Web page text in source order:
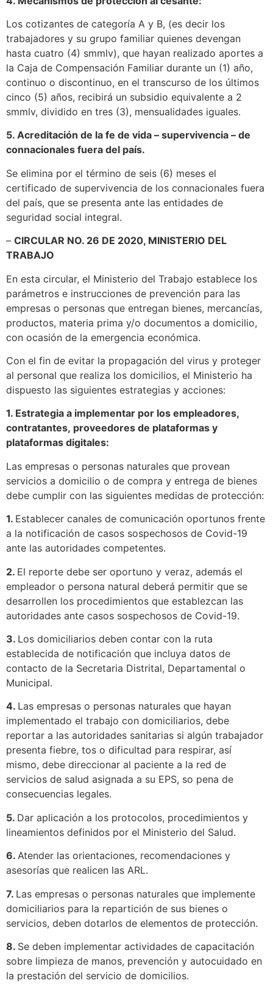
Los cotizantes de categoría A y B, (es decir los
trabajadores y su grupo familiar quienes devengan
hasta cuatro (4) smmlv), que hayan realizado aportes a
la Caja de Compensación Familiar durante un (1) año,
continuo o discontinuo, en el transcurso de los últimos
cinco (5) años, recibirá un subsidio equivalente a 2
smmlv, dividido en tres (3), mensualidades iguales.
5. Acreditación de la fe de vida – supervivencia – de
connacionales fuera del país.
Se elimina por el término de seis (6) meses el
certificado de supervivencia de los connacionales fuera
del país, que se presenta ante las entidades de
seguridad social integral.
– CIRCULAR NO. 26 DE 2020, MINISTERIO DEL
TRABAJO
En esta circular, el Ministerio del Trabajo establece los
parámetros e instrucciones de prevención para las
empresas o personas que entregan bienes, mercancías,
productos, materia prima y/o documentos a domicilio,
con ocasión de la emergencia económica.
Con el fin de evitar la propagación del virus y proteger
al personal que realiza los domicilios, el Ministerio ha
dispuesto las siguientes estrategias y acciones:
1. Estrategia a implementar por los empleadores,
contratantes, proveedores de plataformas y
plataformas digitales:
Las empresas o personas naturales que provean
servicios a domicilio o de compra y entrega de bienes
debe cumplir con las siguientes medidas de protección:
1. Establecer canales de comunicación oportunos frente
a la notificación de casos sospechosos de Covid-19
ante las autoridades competentes.
2. El reporte debe ser oportuno y veraz, además el
empleador o persona natural deberá permitir que se
desarrollen los procedimientos que establezcan las
autoridades ante casos sospechosos de Covid-19.
3. Los domiciliarios deben contar con la ruta
establecida de notificación que incluya datos de
contacto de la Secretaria Distrital, Departamental o
Municipal.
4. Las empresas o personas naturales que hayan
implementado el trabajo con domiciliarios, debe
reportar a las autoridades sanitarias si algún trabajador
presenta fiebre, tos o dificultad para respirar, así
mismo, debe direccionar al paciente a la red de
servicios de salud asignada a su EPS, so pena de
consecuencias legales.
5. Dar aplicación a los protocolos, procedimientos y
lineamientos definidos por el Ministerio del Salud.
6. Atender las orientaciones, recomendaciones y
asesorías que realicen las ARL.
7. Las empresas o personas naturales que implemente
domiciliarios para la repartición de sus bienes o
servicios, deben dotarlos de elementos de protección.
8. Se deben implementar actividades de capacitación
sobre limpieza de manos, prevención y autocuidado en
la prestación del servicio de domicilios.